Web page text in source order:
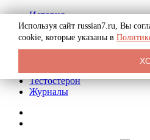
История
Биография
Криминал
Реклама на сайте
Тестостерон
Журналы
Используя сайт russian7.ru, Вы
cookie, которые указаны в